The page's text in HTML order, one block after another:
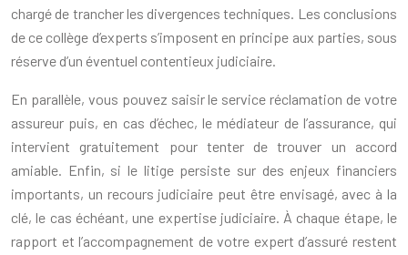
chargé de trancher les divergences techniques. Les conclusions
de ce collège d’experts s’imposent en principe aux parties, sous
réserve d’un éventuel contentieux judiciaire.
En parallèle, vous pouvez saisir le service réclamation de votre
assureur puis, en cas d’échec, le médiateur de l’assurance, qui
intervient gratuitement pour tenter de trouver un accord
amiable. Enfin, si le litige persiste sur des enjeux financiers
importants, un recours judiciaire peut être envisagé, avec à la
clé, le cas échéant, une expertise judiciaire. À chaque étape, le
rapport et l’accompagnement de votre expert d’assuré restent